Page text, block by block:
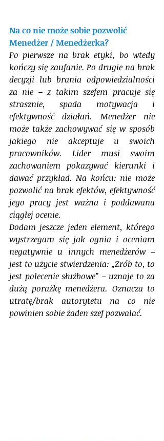
Na co nie może sobie pozwolić
Menedżer / Menedżerka?
Po pierwsze na brak etyki, bo wtedy
kończy się zaufanie. Po drugie na brak
decyzji lub brania odpowiedzialności
za nie – z takim szefem pracuje się
strasznie, spada motywacja i
efektywność działań. Menedżer nie
może także zachowywać się w sposób
jakiego nie akceptuje u swoich
pracowników. Lider musi swoim
zachowaniem pokazywać kierunki i
dawać przykład. Na końcu: nie może
pozwolić na brak efektów, efektywność
jego pracy jest ważna i poddawana
ciągłej ocenie.
Dodam jeszcze jeden element, którego
wystrzegam się jak ognia i oceniam
negatywnie u innych menedżerów –
jest to użycie stwierdzenia: „Zrób to, to
jest polecenie służbowe” – uznaje to za
dużą porażkę menedżera. Oznacza to
utratę/brak autorytetu na co nie
powinien sobie żaden szef pozwalać.